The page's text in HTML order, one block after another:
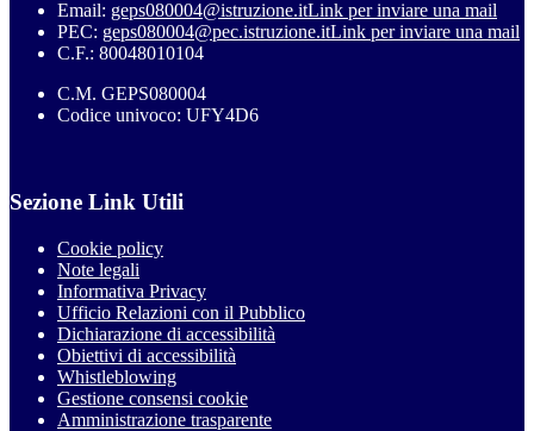
Email: geps080004@istruzione.itLink per inviare una mail
PEC: geps080004@pec.istruzione.itLink per inviare una mail
C.F.: 80048010104
C.M. GEPS080004
Codice univoco: UFY4D6
Sezione Link Utili
Cookie policy
Note legali
Informativa Privacy
Ufficio Relazioni con il Pubblico
Dichiarazione di accessibilità
Obiettivi di accessibilità
Whistleblowing
Gestione consensi cookie
Amministrazione trasparente